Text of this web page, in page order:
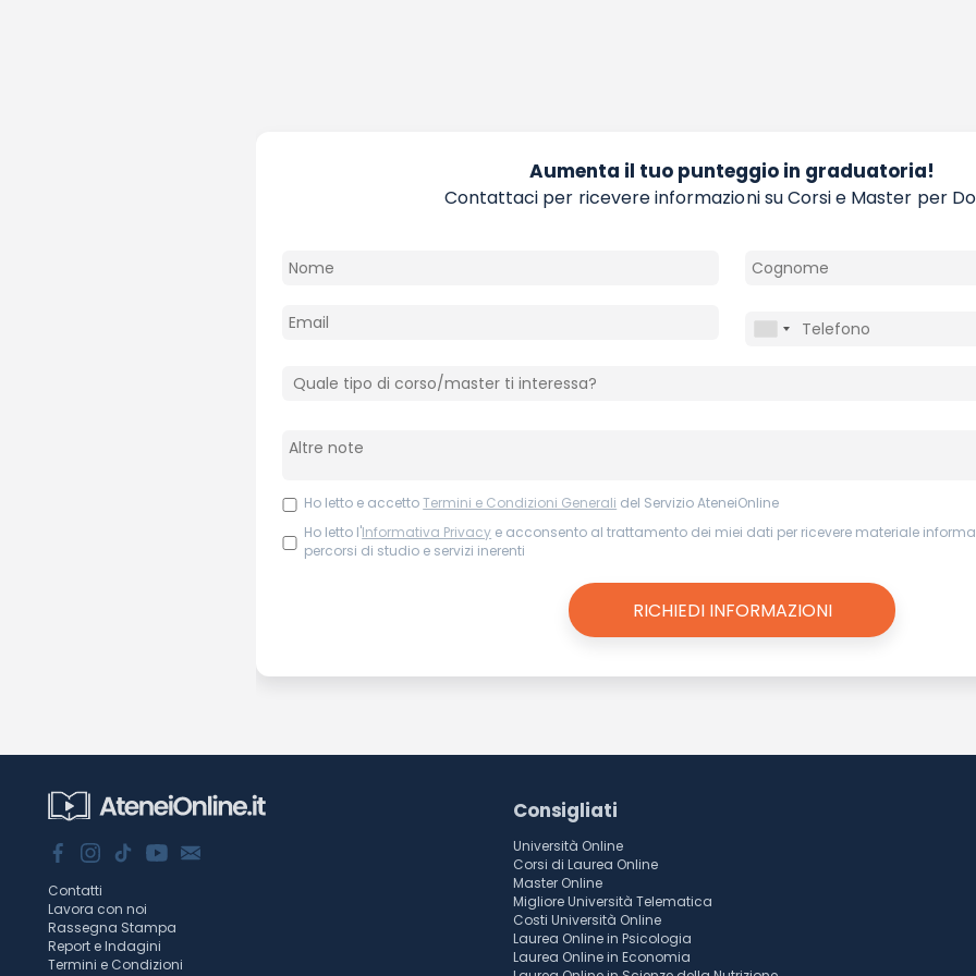
Aumenta il tuo punteggio in graduatoria!
Contattaci per ricevere informazioni su Corsi e Master per
Ho letto e accettoTermini e Condizioni Generali del Servizio AteneiOnline
Ho letto l'Informativa Privacy e acconsento al trattamento dei miei dati per ricevere materiale
percorsi di studio e servizi inerenti
Contatti
Lavora con noi
Rassegna Stampa
Report e Indagini
Termini e Condizioni
Consigliati
Università Online
Corsi di Laurea Online
Master Online
Migliore Università Telematica
Costi Università Online
Laurea Online in Psicologia
Laurea Online in Economia